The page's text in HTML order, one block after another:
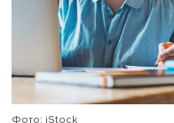
Работодатели не
обучение
нанять нового, чем
возможно, эта
довольно
период с 2008 по